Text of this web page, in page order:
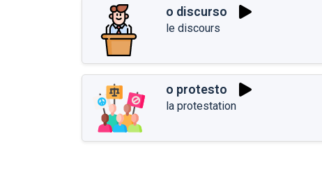
o discurso
le discours
o protesto
la protestation